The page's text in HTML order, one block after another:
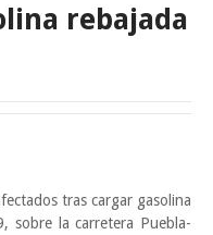
rebajada
tras cargar gasolina
sobre la carretera Puebla-